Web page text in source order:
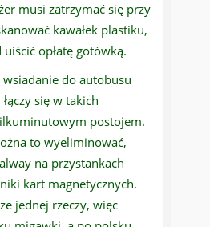
musi zatrzymać się przy
kawałek plastiku,
uiścić opłatę gotówką.
wsiadanie do autobusu
się w takich
postojem.
to wyeliminować,
na przystankach
kart magnetycznych.
jednej rzeczy, więc